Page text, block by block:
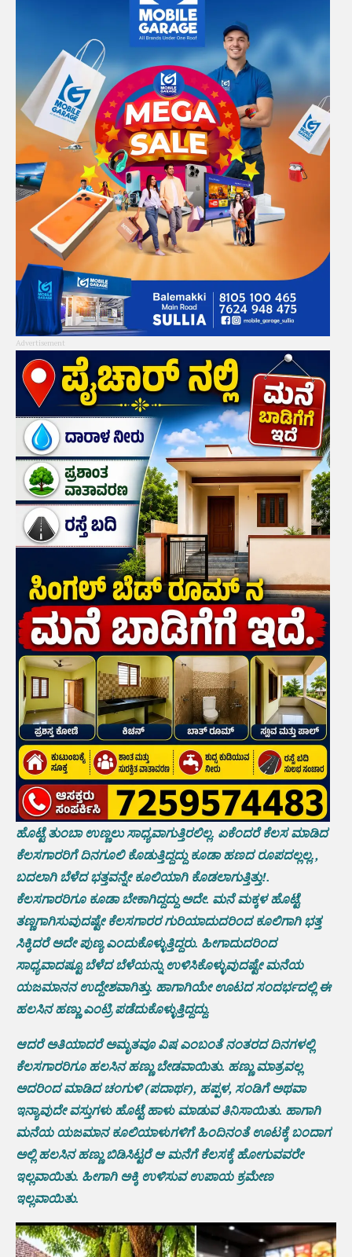
Advertisement
ಹೊಟ್ಟೆ ತುಂಬಾ ಉಣ್ಣಲು ಸಾಧ್ಯವಾಗುತ್ತಿರಲಿಲ್ಲ. ಏಕೆಂದರೆ ಕೆಲಸ ಮಾಡಿದ
ಕೆಲಸಗಾರರಿಗೆ ದಿನಗೂಲಿ ಕೊಡುತ್ತಿದ್ದದ್ದು ಕೂಡಾ ಹಣದ ರೂಪದಲ್ಲಲ್ಲ.,
ಬದಲಾಗಿ ಬೆಳೆದ ಭತ್ತವನ್ನೇ ಕೂಲಿಯಾಗಿ ಕೊಡಲಾಗುತ್ತಿತ್ತು!.
ಕೆಲಸಗಾರರಿಗೂ ಕೂಡಾ ಬೇಕಾಗಿದ್ದದ್ದು ಅದೇ. ಮನೆ ಮಕ್ಕಳ ಹೊಟ್ಟೆ
ತಣ್ಣಗಾಗಿಸುವುದಷ್ಟೇ ಕೆಲಸಗಾರರ ಗುರಿಯಾದುದರಿಂದ ಕೂಲಿಗಾಗಿ ಭತ್ತ
ಸಿಕ್ಕಿದರೆ ಅದೇ ಪುಣ್ಯ ಎಂದುಕೊಳ್ಳುತ್ತಿದ್ದರು. ಹೀಗಾದುದರಿಂದ
ಸಾಧ್ಯವಾದಷ್ಟೂ ಬೆಳೆದ ಬೆಳೆಯನ್ನು ಉಳಿಸಿಕೊಳ್ಳುವುದಷ್ಟೇ ಮನೆಯ
ಯಜಮಾನನ ಉದ್ದೇಶವಾಗಿತ್ತು. ಹಾಗಾಗಿಯೇ ಊಟದ ಸಂದರ್ಭದಲ್ಲಿ ಈ
ಹಲಸಿನ ಹಣ್ಣು ಎಂಟ್ರಿ ಪಡೆದುಕೊಳ್ಳುತ್ತಿದ್ದದ್ದು.
ಆದರೆ ಅತಿಯಾದರೆ ಅಮೃತವೂ ವಿಷ ಎಂಬಂತೆ ನಂತರದ ದಿನಗಳಲ್ಲಿ
ಕೆಲಸಗಾರರಿಗೂ ಹಲಸಿನ ಹಣ್ಣು ಬೇಡವಾಯಿತು. ಹಣ್ಣು ಮಾತ್ರವಲ್ಲ
ಅದರಿಂದ ಮಾಡಿದ ಚಂಗುಳಿ (ಪದಾರ್ಥ), ಹಪ್ಪಳ, ಸಂಡಿಗೆ ಅಥವಾ
ಇನ್ಯಾವುದೇ ವಸ್ತುಗಳು ಹೊಟ್ಟೆ ಹಾಳು ಮಾಡುವ ತಿನಿಸಾಯಿತು. ಹಾಗಾಗಿ
ಮನೆಯ ಯಜಮಾನ ಕೂಲಿಯಾಳುಗಳಿಗೆ ಹಿಂದಿನಂತೆ ಊಟಕ್ಕೆ ಬಂದಾಗ
ಅಲ್ಲಿ ಹಲಸಿನ ಹಣ್ಣು ಬಿಡಿಸಿಟ್ಟರೆ ಆ ಮನೆಗೆ ಕೆಲಸಕ್ಕೆ ಹೋಗುವವರೇ
ಇಲ್ಲವಾಯಿತು. ಹೀಗಾಗಿ ಅಕ್ಕಿ ಉಳಿಸುವ ಉಪಾಯ ಕ್ರಮೇಣ
ಇಲ್ಲವಾಯಿತು.